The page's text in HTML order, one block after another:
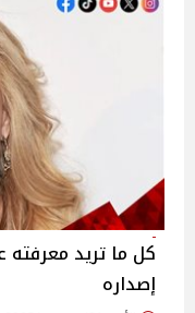
كل ما تريد معرفته
إصداره